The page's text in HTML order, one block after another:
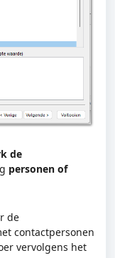
de
personen of
de
contactpersonen
vervolgens het